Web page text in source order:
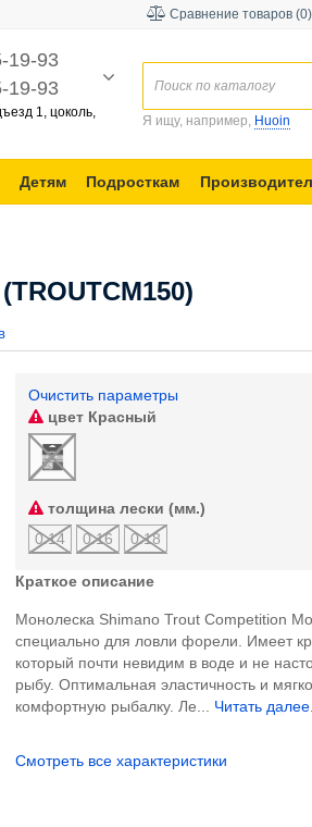
Сравнение товаров (0)
19-93
19-93
1, цоколь,
Я ищу, например, Huoin
Детям Подросткам
Очистить параметры
цвет Красный
толщина лески (мм.)
0.14
0.16 0.18
Краткое описание
Монолеска Shimano Trout Competition
специально для ловли форели. Имеет
который почти невидим в воде и не
рыбу. Оптимальная эластичность и
комфортную рыбалку. Ле... Читать
Смотреть все характеристики